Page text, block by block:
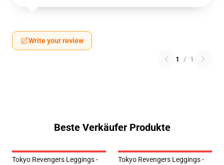
Write your review
1 / 1
Beste Verkäufer Produkte
Tokyo Revengers Leggings -
Tokyo Revengers Leggings -